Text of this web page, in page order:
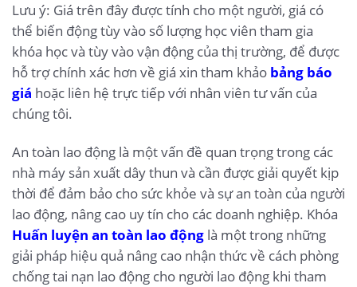
Lưu ý: Giá trên đây được tính cho một người, giá có
thể biến động tùy vào số lượng học viên tham gia
khóa học và tùy vào vận động của thị trường, để được
hỗ trợ chính xác hơn về giá xin tham khảo bảng báo
giá hoặc liên hệ trực tiếp với nhân viên tư vấn của
chúng tôi.
An toàn lao động là một vấn đề quan trọng trong các
nhà máy sản xuất dây thun và cần được giải quyết kịp
thời để đảm bảo cho sức khỏe và sự an toàn của người
lao động, nâng cao uy tín cho các doanh nghiệp. Khóa
Huấn luyện an toàn lao động là một trong những
giải pháp hiệu quả nâng cao nhận thức về cách phòng
chống tai nạn lao động cho người lao động khi tham